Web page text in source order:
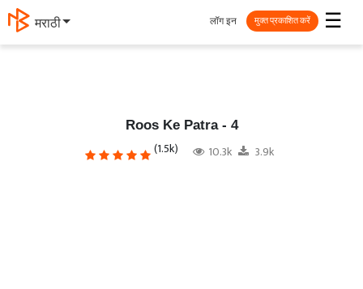
தமிழ் ☰
लॉग इन मुक्त प्रकाशित करें
Roos Ke Patra - 4
(1.5k) 10.3k 3.9k